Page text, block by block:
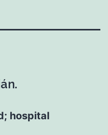
hospital